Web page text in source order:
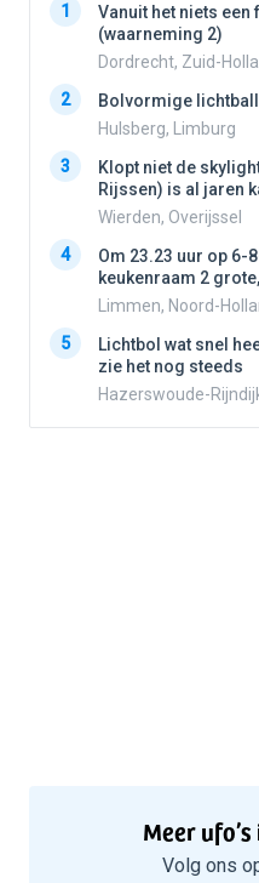
1
Vanuit het niets een
(waarneming 2)
Dordrecht, Zuid-
2
Bolvormige
Hulsberg, Limburg
3
Klopt niet de
Rijssen) is al jaren
Wierden, Overijssel
4
Om 23.23 uur op 6-
keukenraam 2
Limmen, Noord-
5
Lichtbol wat snel
zie het nog steeds
Hazerswoude-
Meer
Volg ons